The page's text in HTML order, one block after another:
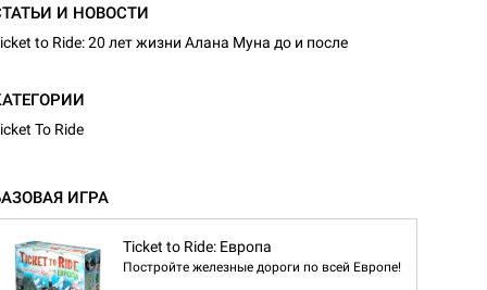
И НОВОСТИ
to Ride: 20 лет жизни Алана Муна до и после
To Ride
ИГРА
Ticket to Ride: Европа
Постройте железные дороги по всей Европе!